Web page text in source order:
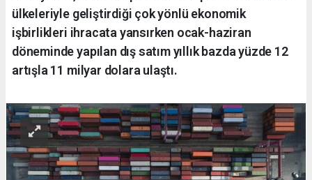
ülkeleriyle geliştirdiği çok yönlü ekonomik
işbirlikleri ihracata yansırken ocak-haziran
döneminde yapılan dış satım yıllık bazda yüzde 12
artışla 11 milyar dolara ulaştı.